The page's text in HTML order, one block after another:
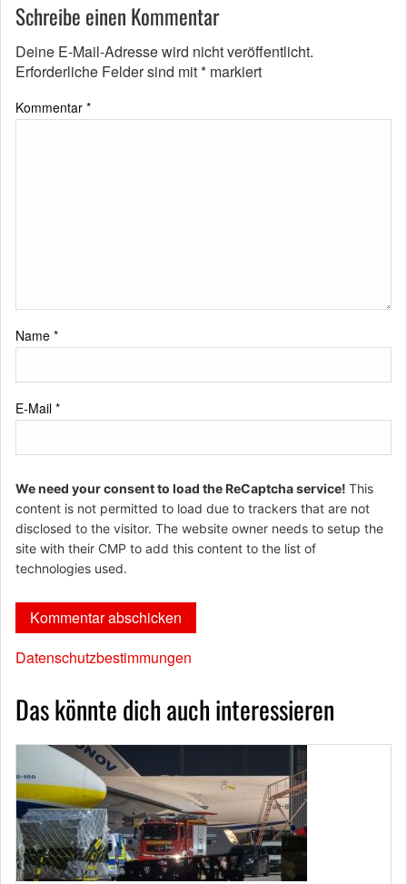
Schreibe einen Kommentar
Deine E-Mail-Adresse wird nicht veröffentlicht.
Erforderliche Felder sind mit* markiert
Kommentar *
Name *
E-Mail *
We need your consent to load the ReCaptcha service! This
content is not permitted to load due to trackers that are not
disclosed to the visitor. The website owner needs to setup the
site with their CMP to add this content to the list of
technologies used.
Datenschutzbestimmungen
Das könnte dich auch interessieren